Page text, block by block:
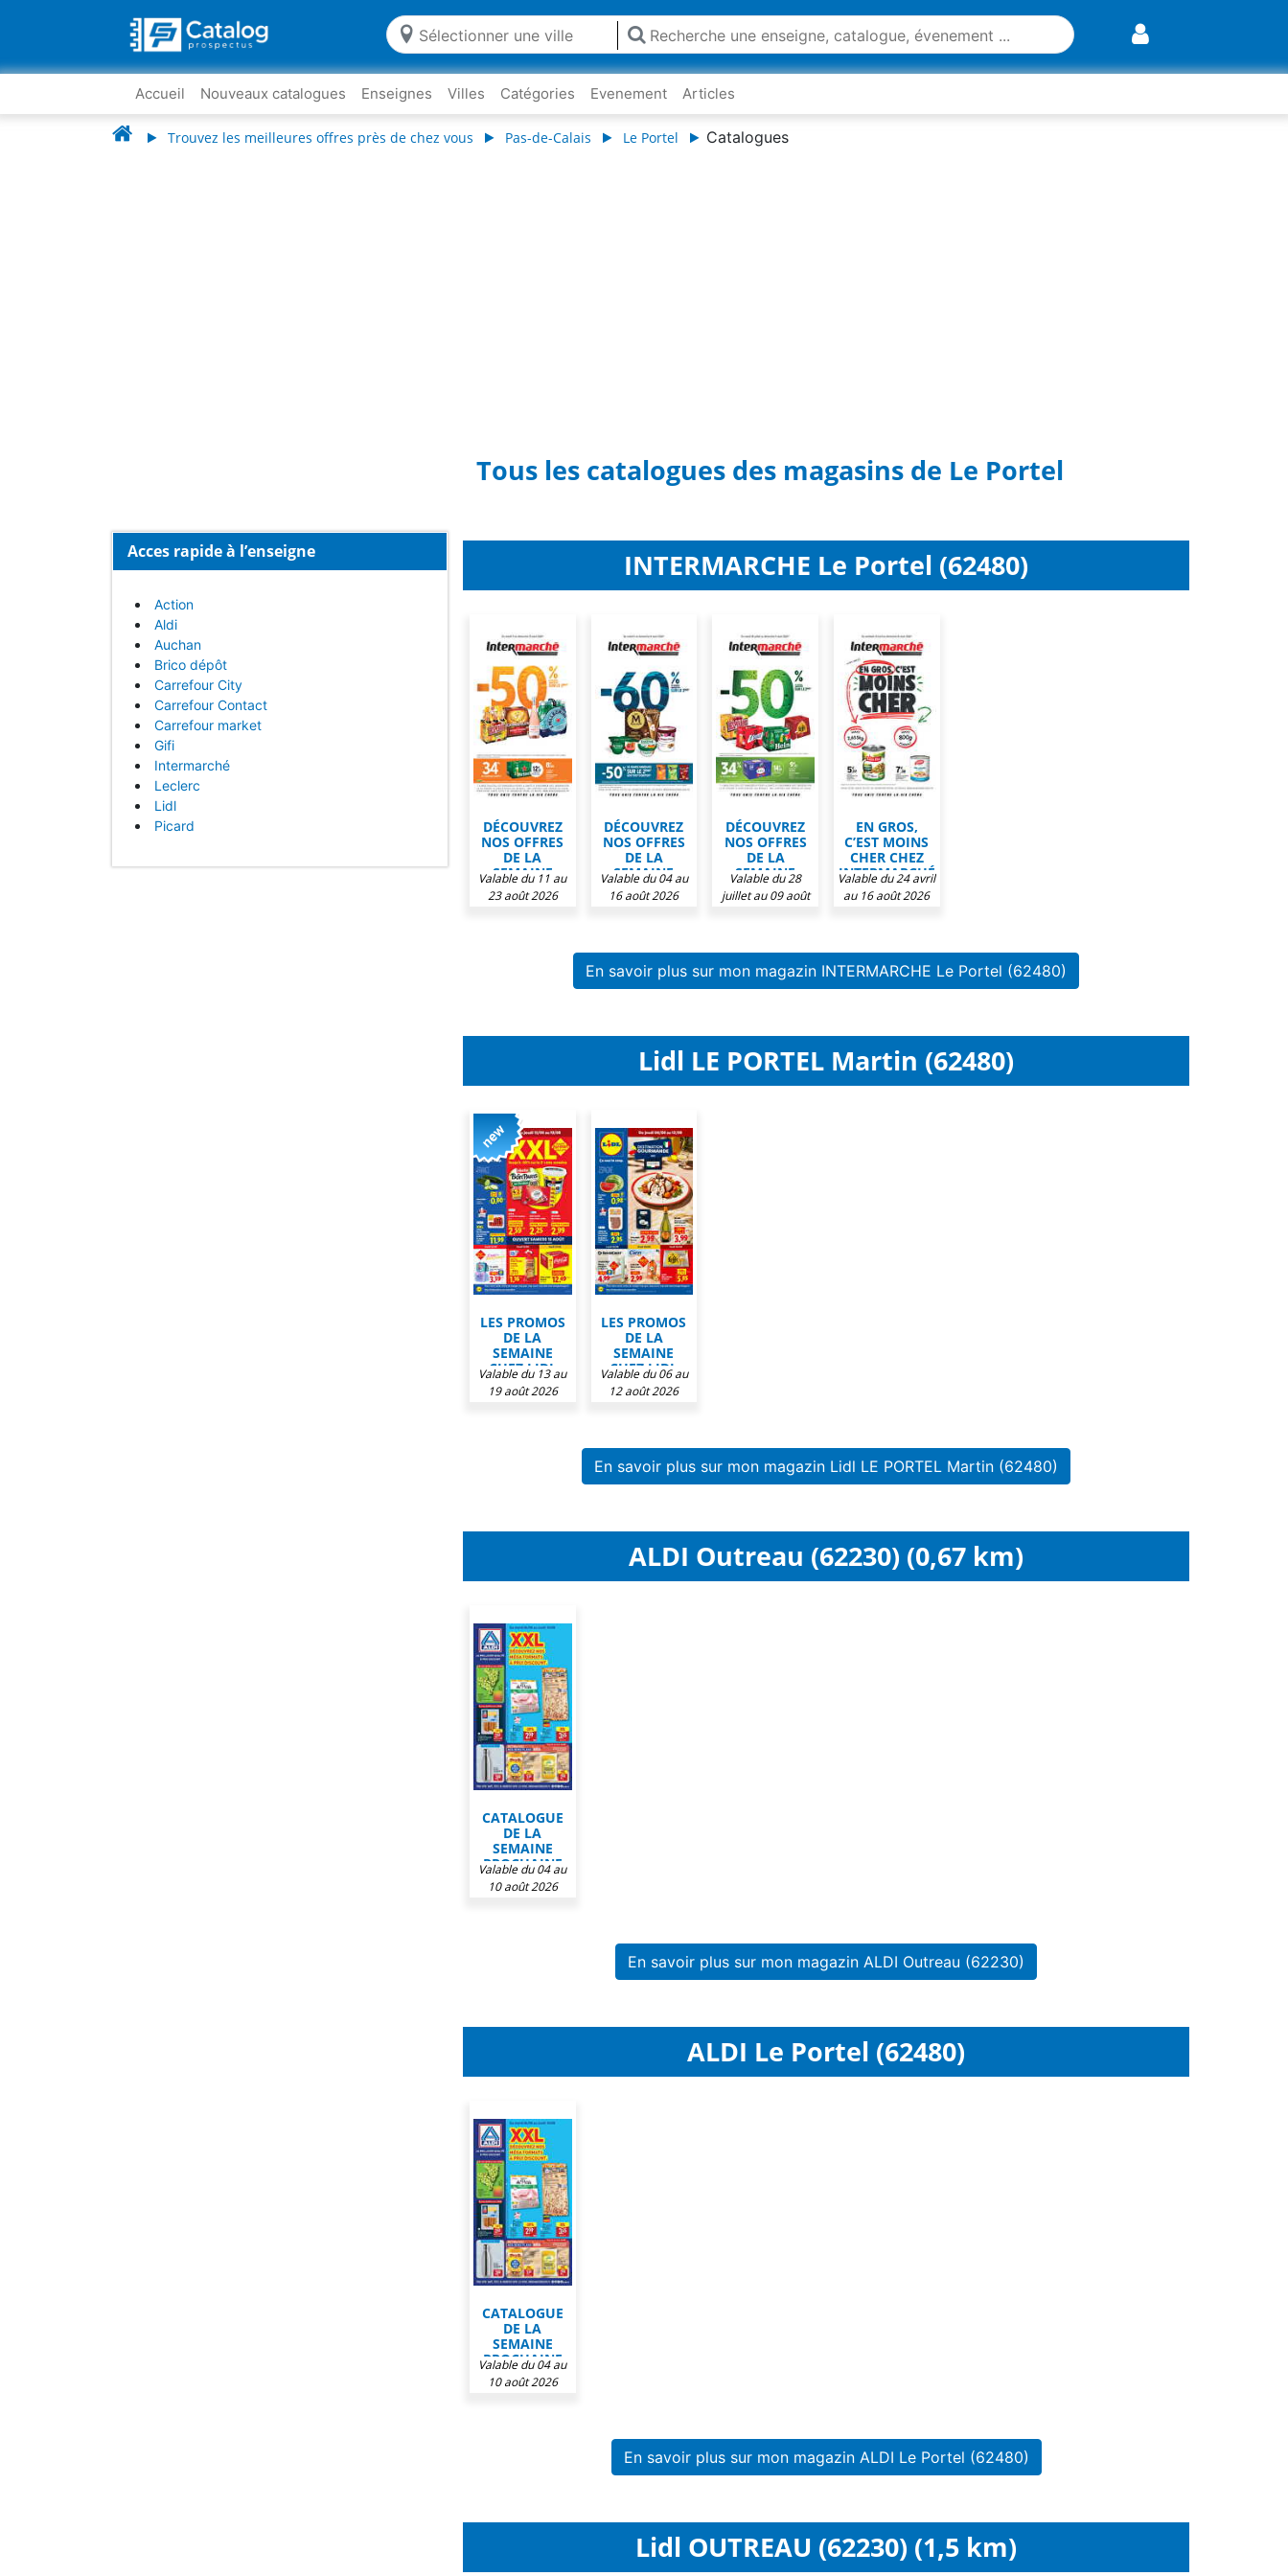
Accueil Nouveaux catalogues Enseignes Villes Catégories Evenement Articles
Trouvez les meilleures offres près de chez vous Pas-de-Calais Le Portel Catalogues
Acces rapide à l’enseigne
Action
Aldi
Auchan
Brico dépôt
Carrefour City
Carrefour Contact
Carrefour market
Gifi
Intermarché
Leclerc
Lidl
Picard
Tous les catalogues des magasins de Le Portel
INTERMARCHE Le Portel (62480)
DÉCOUVREZ
NOS OFFRES
DE LA
SEMAINE
CHEZ
INTERMARCHÉ
Valable du 11 au
23 août 2026
DÉCOUVREZ
NOS OFFRES
DE LA
SEMAINE
CHEZ
INTERMARCHÉ
Valable du 04 au
16 août 2026
DÉCOUVREZ
NOS OFFRES
DE LA
SEMAINE
CHEZ
INTERMARCHÉ
Valable du 28
juillet au 09 août
EN GROS,
C’EST MOINS
CHER CHEZ
INTERMARCHÉ
Valable du 24 avril
au 16 août 2026
En savoir plus sur mon magazin INTERMARCHE Le Portel (62480)
Lidl LE PORTEL Martin (62480)
LES PROMOS
DE LA
SEMAINE
CHEZ LIDL
Valable du 13 au
19 août 2026
LES PROMOS
DE LA
SEMAINE
CHEZ LIDL
Valable du 06 au
12 août 2026
En savoir plus sur mon magazin Lidl LE PORTEL Martin (62480)
ALDI Outreau (62230) (0,67 km)
CATALOGUE
DE LA
SEMAINE
PROCHAINE
CHEZ ALDI
Valable du 04 au
10 août 2026
En savoir plus sur mon magazin ALDI Outreau (62230)
ALDI Le Portel (62480)
CATALOGUE
DE LA
SEMAINE
PROCHAINE
CHEZ ALDI
Valable du 04 au
10 août 2026
En savoir plus sur mon magazin ALDI Le Portel (62480)
Lidl OUTREAU (62230) (1,5 km)